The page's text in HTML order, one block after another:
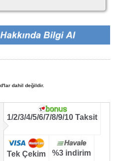
dahil değildir.
1/2/3/4/5/6/7/8/9/10 Taksit
Tek Çekim %3 indirim